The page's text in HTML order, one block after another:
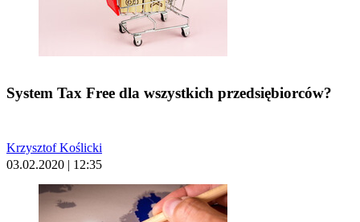
System Tax Free dla wszystkich przedsiębiorców?
Krzysztof Koślicki
03.02.2020 | 12:35